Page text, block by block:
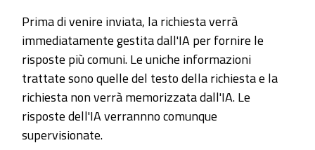
Prima di venire inviata, la richiesta verrà
immediatamente gestita dall'IA per fornire le
risposte più comuni. Le uniche informazioni
trattate sono quelle del testo della richiesta e la
richiesta non verrà memorizzata dall'IA. Le
risposte dell'IA verrannno comunque
supervisionate.